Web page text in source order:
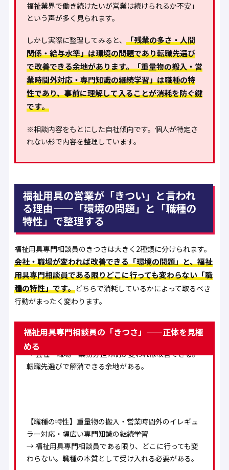
福祉業界で働き続けたいが営業は続けられるか不安」
という声が多く見られます。
しかし実際に整理してみると、 「残業の多さ・人間
関係・給与水準」は環境の問題であり転職先選び
で改善できる余地があります。「重量物の搬入・営
業時間外対応・専門知識の継続学習」は職種の特
性であり、事前に理解して入ることが消耗を防ぐ鍵
です。
※相談内容をもとにした自社傾向です。個人が特定さ
れない形で内容を整理しています。
福祉用具の営業が「きつい」と言われ
る理由——「環境の問題」と「職種の
特性」で整理する
福祉用具専門相談員のきつさは大きく2種類に分けられます。
会社・職場が変われば改善できる「環境の問題」と、福祉
用具専門相談員である限りどこに行っても変わらない「職
種の特性」です。どちらで消耗しているかによって取るべき
行動がまったく変わります。
福祉用具専門相談員の「きつさ」——正体を見極
める
【環境の問題】残業の多さ・事務作業量・ノルマ設
定・給与水準・人間関係
→ 会社・職場・業務分担体制が変われば改善できる。
転職先選びで解消できる余地がある。
【職種の特性】重量物の搬入・営業時間外のイレギュ
ラー対応・幅広い専門知識の継続学習
→ 福祉用具専門相談員である限り、どこに行っても変
わらない。職種の本質として受け入れる必要がある。